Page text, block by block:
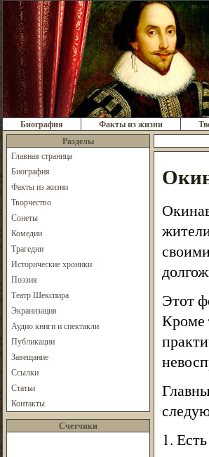
Биография Факты из жизни
Разделы
Главная страница
Биография
Факты из жизни
Творчество
Сонеты
Комедии
Трагедии
Исторические хроники
Поэзия
Театр Шекспира
Экранизация
Аудио книги и спектакли
Публикации
Завещание
Ссылки
Статьи
Контакты
Счетчики
Этот
Кроме
1.